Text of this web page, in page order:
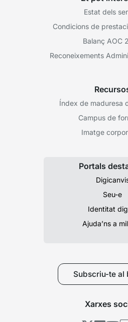
Estat dels
Condicions de
Balanç AOC
Reconeixements
Índex de maduresa
Campus de
Imatge
Portals
Seu-e
Identitat
Ajuda’ns a
Subscriu-te al
Xarxes